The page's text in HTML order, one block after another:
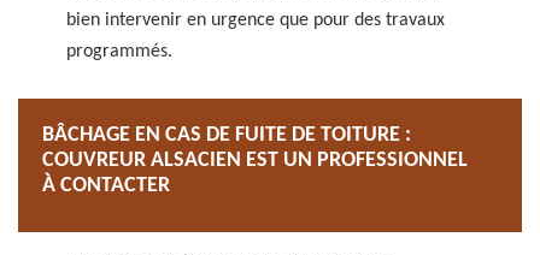
bien intervenir en urgence que pour des travaux
programmés.
BÂCHAGE EN CAS DE FUITE DE TOITURE :
COUVREUR ALSACIEN EST UN PROFESSIONNEL
À CONTACTER